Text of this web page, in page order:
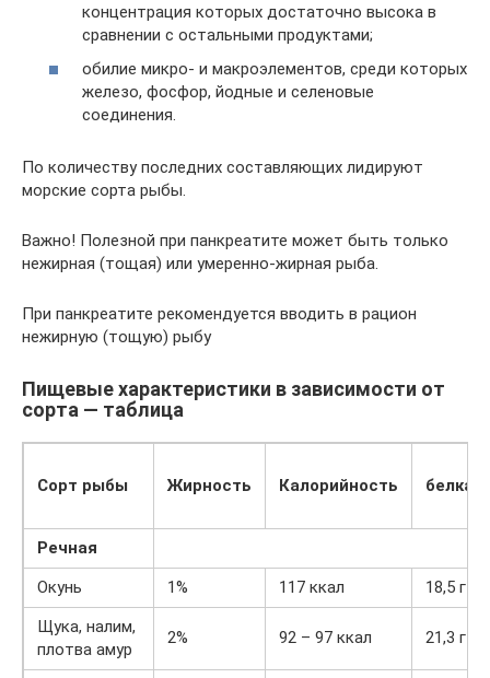
концентрация которых достаточно высока в
сравнении с остальными продуктами;
обилие микро- и макроэлементов, среди которых
железо, фосфор, йодные и селеновые
соединения.
По количеству последних составляющих лидируют
морские сорта рыбы.
Важно! Полезной при панкреатите может быть только
нежирная (тощая) или умеренно-жирная рыба.
При панкреатите рекомендуется вводить в рацион
нежирную (тощую) рыбу
Пищевые характеристики в зависимости от
сорта — таблица
Сорт рыбы Жирность Калорийность белка
Речная
Окунь
1% 117 ккал
18,5 г
Щука, налим,
плотва амур
2% 92 – 97 ккал 21,3 г